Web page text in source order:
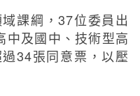
課綱，37位委員出
中及國中、技術型高
34張同意票，以壓